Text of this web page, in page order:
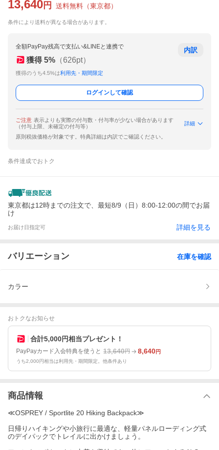
13,640 円 送料無料 （東京都）
条件により送料が異なる場合があります。
全額PayPay残高で支払い&LINEと連携で
獲得 5% （626pt）
獲得のうち4.5%は利用先・期間限定
内訳
ログインして確認
ご注意 表示よりも実際の付与数・付与率が少ない場合があります
（付与上限、未確定の付与等）
詳細
原則税抜価格が対象です。特典詳細は内訳でご確認ください。
条件達成でおトク
東京都は12時までの注文で、最短8/9（日）8:00-12:00の間でお届
け
お届け日指定可 詳細を見る
バリエーション 在庫を確認
カラー
おトクなお知らせ
合計5,000円相当プレゼント！
PayPayカード入会特典を使うと 13,640円 8,640円
うち2,000円相当は利用先・期間限定。他条件あり
商品情報
≪OSPREY / Sportlite 20 Hiking Backpack≫
日帰りハイキングや小旅行に最適な、軽量パネルローディング式
のデイパックでトレイルに出かけましょう。